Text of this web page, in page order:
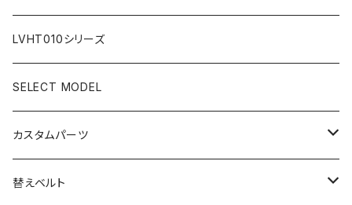
スロープ型ベゼル
C3文字盤
C3S文字盤
X1文字盤
1ST文字盤
C3S文字盤
2ND文字盤
AR文字盤
C1文字盤
C3S文字盤
X1文字盤
LVHT010シリーズ
SELECT MODEL
カスタムパーツ
ケース/ケースバック
替えベルト